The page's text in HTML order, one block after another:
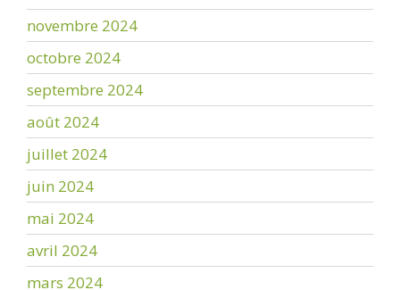
novembre 2024
octobre 2024
septembre 2024
août 2024
juillet 2024
juin 2024
mai 2024
avril 2024
mars 2024